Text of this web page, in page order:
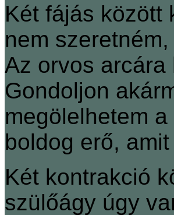
Két fájás között
nem
Az orvos
Gondoljon
megölelhetem
boldog erő,
Két kontrakció
szülőágy úgy